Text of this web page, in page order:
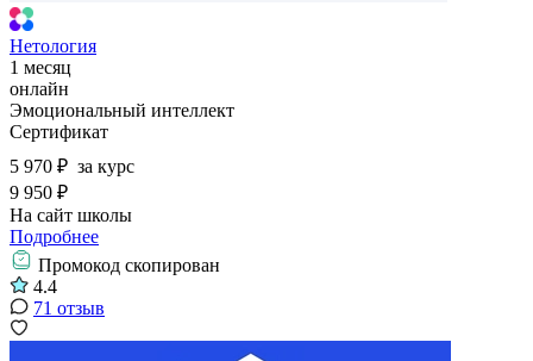
Нетология
1 месяц
онлайн
Эмоциональный интеллект
Сертификат
5 970 ₽ за курс
9 950 ₽
На сайт школы
Подробнее
Промокод скопирован
4.4
71 отзыв